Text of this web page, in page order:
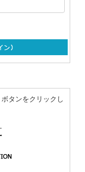
タンをクリックし